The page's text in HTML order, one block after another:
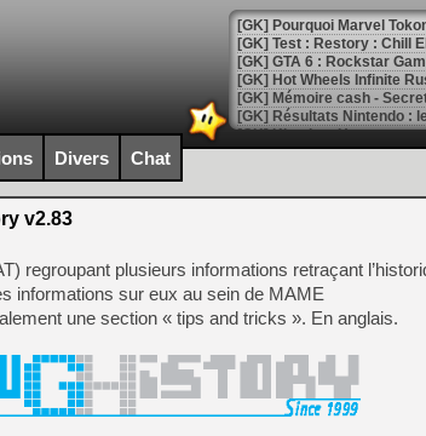
[GK] Pourquoi Marvel
[GK] Test : Restory : Chill
[GK] GTA 6 : Rockstar
[GK] Hot Wheels Infinite
[GK] Mémoire cash -
[GK] Résultats Nintendo :
[GK] Déjà des
[Mo5] Brickboy cherche à
[GK] Minecraft et ses «
[GK] Beast of
[GK] Ubisoft : fin de partie
[GK] Mémoire cash -
[GK] Dan Houser (GTA)
[GK] Comment EA Sports
[GK] Crimson Moon : un
[GK] Isle of Reveries : le
[GK] Moonlighter 2 : The
[GK] Capcom relance
Divers Chat
v2.83
regroupant plusieurs informations retraçant
informations sur eux au sein de MAME
une section « tips and tricks ». En anglais.